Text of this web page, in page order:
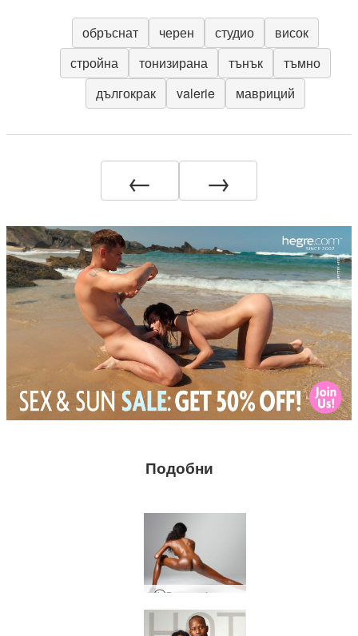
обръснат черен студио
висок
стройна
тонизирана тънък
тъмно
дългокрак
valerie мавриций
← →
Подобни
Валери Фитнес